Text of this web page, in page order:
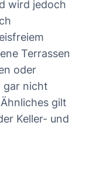
wird jedoch
Terrassen
oder
gar nicht
gilt
Keller- und